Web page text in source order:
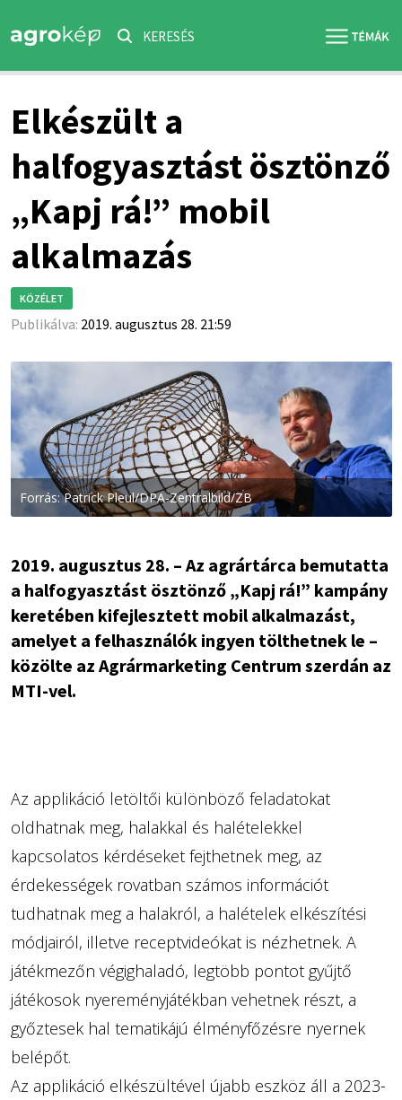
KERESÉS
Elkészült a
halfogyasztást ösztönző
„Kapj rá!” mobil
alkalmazás
KÖZÉLET
Publikálva: 2019. augusztus 28. 21:59
Forrás: Patrick Pleul/DPA-Zentralbild/ZB
2019. augusztus 28. – Az agrártárca bemutatta
a halfogyasztást ösztönző „Kapj rá!” kampány
keretében kifejlesztett mobil alkalmazást,
amelyet a felhasználók ingyen tölthetnek le –
közölte az Agrármarketing Centrum szerdán az
MTI-vel.
Az applikáció letöltői különböző feladatokat
oldhatnak meg, halakkal és halételekkel
kapcsolatos kérdéseket fejthetnek meg, az
érdekességek rovatban számos információt
tudhatnak meg a halakról, a halételek elkészítési
módjairól, illetve receptvideókat is nézhetnek. A
játékmezőn végighaladó, legtöbb pontot gyűjtő
játékosok nyereményjátékban vehetnek részt, a
győztesek hal tematikájú élményfőzésre nyernek
belépőt.
Az applikáció elkészültével újabb eszköz áll a 2023-